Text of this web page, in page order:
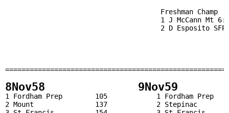
Freshman Champ
1 J McCann Mt 6:22
2 D Esposito SFP 6:28
8Nov58              9Nov59
1 Fordham Prep        105            1 Fordham Prep
2 Mount               137            2 Stepinac